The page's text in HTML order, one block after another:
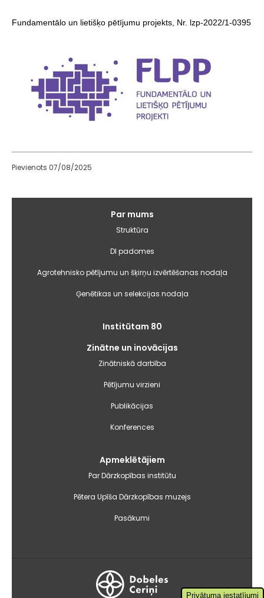
Fundamentālo un lietišķo pētījumu projekts, Nr. lzp-2022/1-0395
Pievienots 07/08/2025
Par mums
Struktūra
DI padomes
Agrotehnisko pētījumu un šķirņu izvērtēšanas nodaļa
Ģenētikas un selekcijas nodaļa
Institūtam 80
Zinātne un inovācijas
Zinātniskā darbība
Pētījumu virzieni
Publikācijas
Konferences
Apmeklētājiem
Par Dārzkopības institūtu
Pētera Upīša Dārzkopības muzejs
Pasākumi
Privātuma iestatījumi